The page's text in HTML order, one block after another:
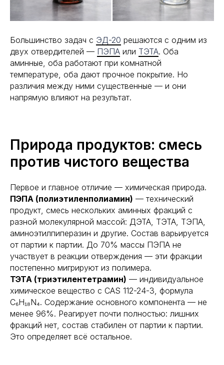
Большинство задач с ЭД-20 решаются с одним из
двух отвердителей — ПЭПА или ТЭТА. Оба
аминные, оба работают при комнатной
температуре, оба дают прочное покрытие. Но
различия между ними существенные — и они
напрямую влияют на результат.
Природа продуктов: смесь
против чистого вещества
Первое и главное отличие — химическая природа.
ПЭПА (полиэтиленполиамин) — технический
продукт, смесь нескольких аминных фракций с
разной молекулярной массой: ДЭТА, ТЭТА, ТЭПА,
аминоэтилпиперазин и другие. Состав варьируется
от партии к партии. До 70% массы ПЭПА не
участвует в реакции отверждения — эти фракции
постепенно мигрируют из полимера.
ТЭТА (триэтилентетрамин) — индивидуальное
химическое вещество с CAS 112-24-3, формула
C₆H₁₈N₄. Содержание основного компонента — не
менее 96%. Реагирует почти полностью: лишних
фракций нет, состав стабилен от партии к партии.
Это определяет всё остальное.